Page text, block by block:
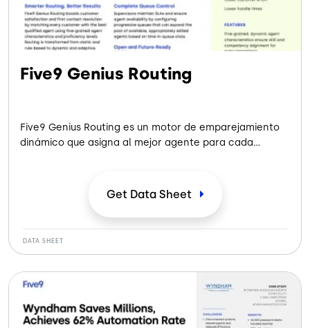
Five9 Genius Routing
Five9 Genius Routing es un motor de emparejamiento
dinámico que asigna al mejor agente para cada
conocidas y los datos en tiempo real proporcionados
rendimiento de los agentes.
Get Data Sheet
DATA SHEET